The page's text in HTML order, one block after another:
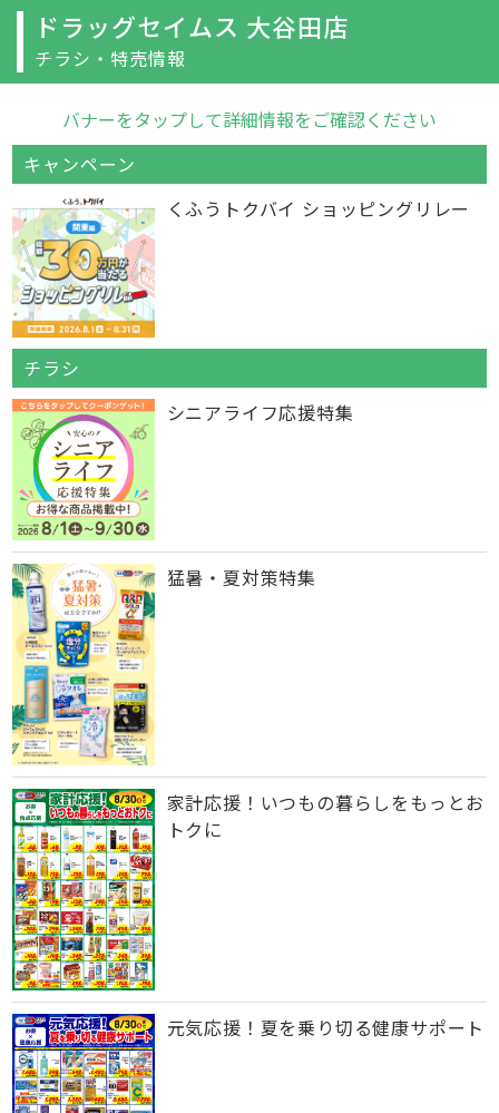
ドラッグセイムス 大谷田店
チラシ・特売情報
バナーをタップして詳細情報をご確認ください
キャンペーン
くふうトクバイ ショッピングリレー
チラシ
シニアライフ応援特集
猛暑・夏対策特集
家計応援！いつもの暮らしをもっとお
トクに
元気応援！夏を乗り切る健康サポート